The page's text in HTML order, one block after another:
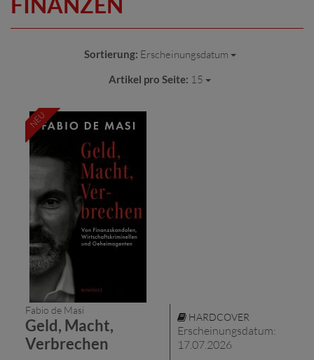
Sortierung: Erscheinungsdatum
Artikel pro Seite: 15
NEU
Fabio de Masi
Geld, Macht,
Verbrechen
HARDCOVER
Erscheinungsdatum:
17.07.2026